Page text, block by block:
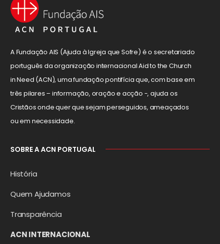
A Fundação AIS (Ajuda à Igreja que Sofre) é o secretariado
português da organização internacional Aid to the Church
in Need (ACN), uma fundação pontifícia que, com base em
três pilares – informação, oração e acção -, ajuda os
Cristãos onde quer que sejam perseguidos, ameaçados
ou em necessidade.
SOBRE A ACN PORTUGAL
História
Quem Ajudamos
Transparência
ACN INTERNACIONAL